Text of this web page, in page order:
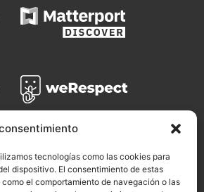
tecnologías como las cookies para
dispositivo. El consentimiento de estas
el comportamiento de navegación o las